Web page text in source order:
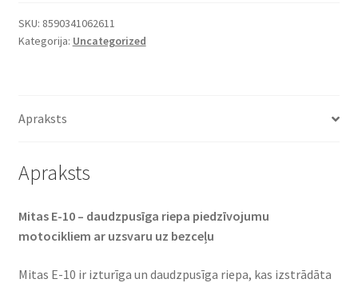
SKU: 8590341062611
Kategorija: Uncategorized
Apraksts
Apraksts
Mitas E-10 – daudzpusīga riepa piedzīvojumu
motocikliem ar uzsvaru uz bezceļu
Mitas E-10 ir izturīga un daudzpusīga riepa, kas izstrādāta